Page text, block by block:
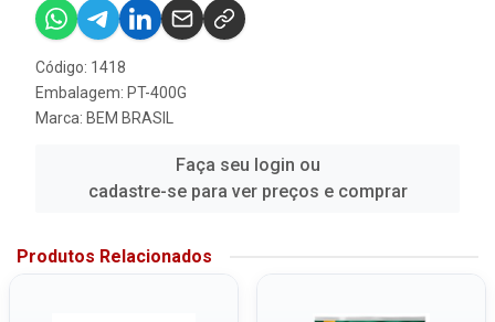
Código: 1418
Embalagem: PT-400G
Marca: BEM BRASIL
Faça seu login ou
cadastre-se para ver preços e comprar
Produtos Relacionados